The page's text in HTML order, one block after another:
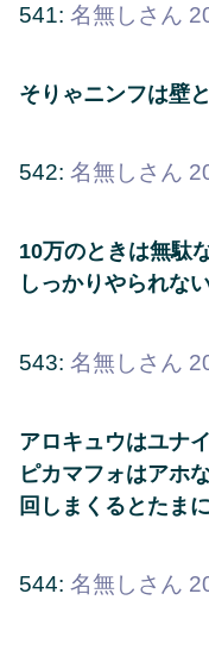
541: 名無しさん
そりゃニンフは壁
542: 名無しさん
10万のときは無駄
しっかりやられな
543: 名無しさん
アロキュウはユナ
ピカマフォはアホ
回しまくるとたま
544: 名無しさん